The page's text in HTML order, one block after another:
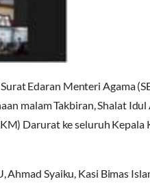
Edaran Menteri Agama
malam Takbiran, Shalat Idul
Darurat ke seluruh Kepala
Syaiku, Kasi Bimas